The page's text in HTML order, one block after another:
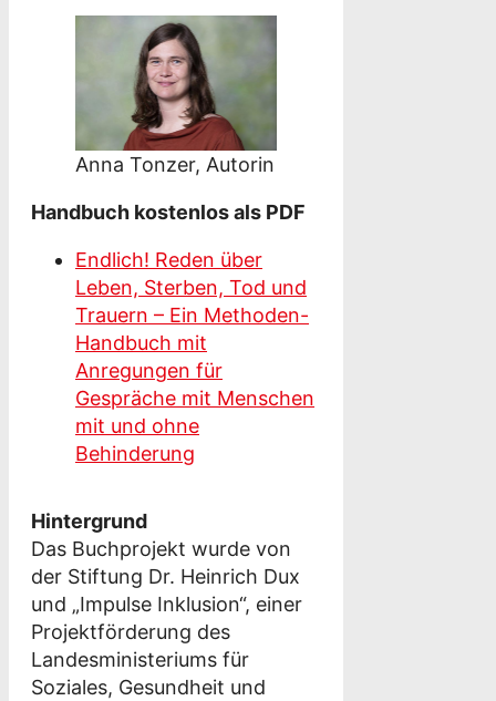
Anna Tonzer, Autorin
Handbuch kostenlos als PDF
Endlich! Reden über
Leben, Sterben, Tod und
Trauern – Ein Methoden-
Handbuch mit
Anregungen für
Gespräche mit Menschen
mit und ohne
Behinderung
Hintergrund
Das Buchprojekt wurde von
der Stiftung Dr. Heinrich Dux
und „Impulse Inklusion“, einer
Projektförderung des
Landesministeriums für
Soziales, Gesundheit und